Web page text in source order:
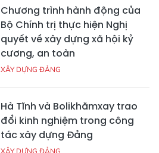
Chương trình hành động của
Bộ Chính trị thực hiện Nghị
quyết về xây dựng xã hội kỷ
cương, an toàn
XÂY DỰNG ĐẢNG
Hà Tĩnh và Bolikhămxay trao
đổi kinh nghiệm trong công
tác xây dựng Đảng
XÂY DỰNG ĐẢNG